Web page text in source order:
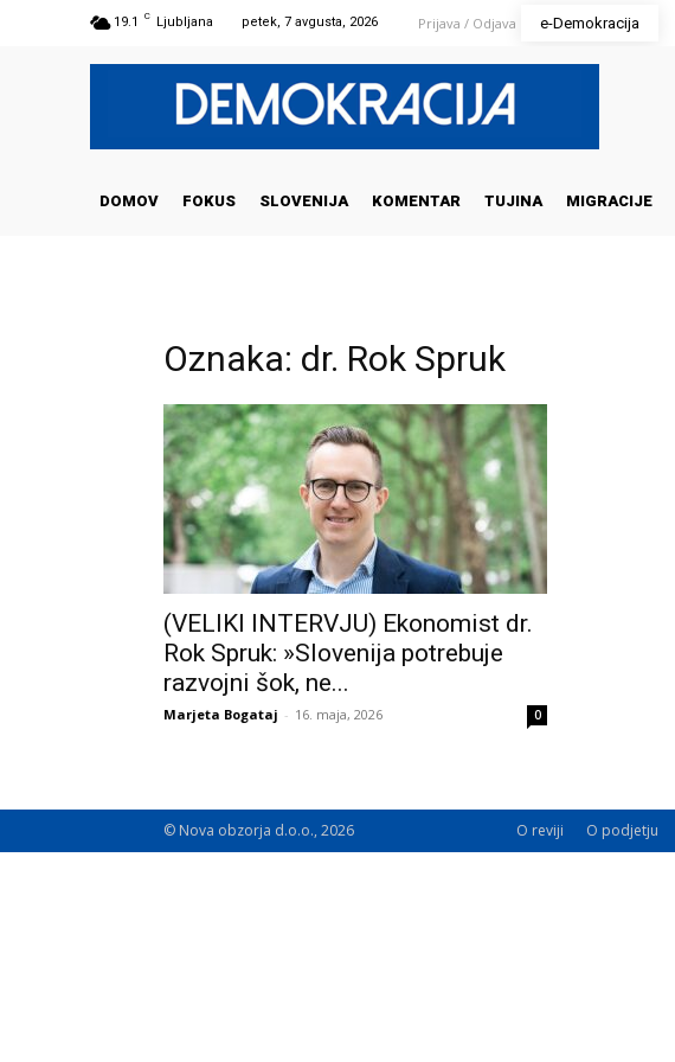
19.1 C Ljubljana petek, 7 avgusta, 2026 Prijava / Odjava e-Demokracija
DOMOV FOKUS SLOVENIJA KOMENTAR TUJINA MIGRACIJE
Oznaka: dr. Rok Spruk
(VELIKI INTERVJU) Ekonomist dr.
Rok Spruk: »Slovenija potrebuje
razvojni šok, ne...
Marjeta Bogataj - 16. maja, 2026 0
O reviji O podjetju
© Nova obzorja d.o.o., 2026